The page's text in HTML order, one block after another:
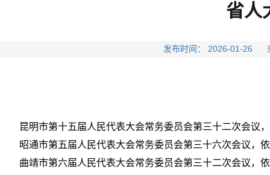
省人
发布时间： 2026-01-26
昆明市第十五届人民代表大会常务委员会第三十二次会议
昭通市第五届人民代表大会常务委员会第三十六次会议，
曲靖市第六届人民代表大会常务委员会第三十二次会议，